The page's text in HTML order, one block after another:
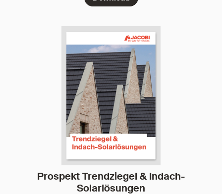
Prospekt Trendziegel & Indach-
Solarlösungen